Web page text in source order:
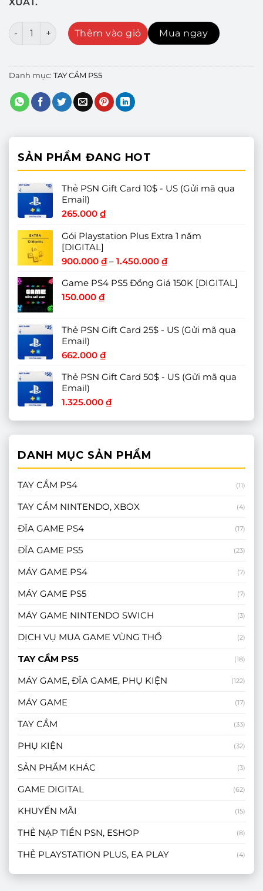
TAY CẦM PS5 MÀU STARLIGHT BLUE NHẬP KHẨU -
Thêm vào giỏ Mua ngay
Danh mục: TAY CẦM PS5
SẢN PHẨM ĐANG HOT
Thẻ PSN Gift Card 10$ - US (Gửi mã qua
Email)
265.000 ₫
Gói Playstation Plus Extra 1 năm
[DIGITAL]
900.000 ₫ – 1.450.000 ₫Khoảng
từ
Game PS4 PS5 Đồng Giá 150K [DIGITAL]
150.000 ₫
Thẻ PSN Gift Card 25$ - US (Gửi mã qua
Email)
662.000 ₫
Thẻ PSN Gift Card 50$ - US (Gửi mã qua
Email)
1.325.000 ₫
DANH MỤC SẢN PHẨM
TAY CẦM PS4 (11)
TAY CẦM NINTENDO, XBOX (4)
ĐĨA GAME PS4 (17)
ĐĨA GAME PS5 (23)
MÁY GAME PS4 (7)
MÁY GAME PS5 (7)
MÁY GAME NINTENDO SWICH (3)
DỊCH VỤ MUA GAME VÙNG THỔ (2)
TAY CẦM PS5 (18)
MÁY GAME, ĐĨA GAME, PHỤ KIỆN (122)
MÁY GAME (17)
TAY CẦM (33)
PHỤ KIỆN (32)
SẢN PHẨM KHÁC (3)
GAME DIGITAL (62)
KHUYẾN MÃI (15)
THẺ NẠP TIỀN PSN, ESHOP (8)
THẺ PLAYSTATION PLUS, EA PLAY (4)